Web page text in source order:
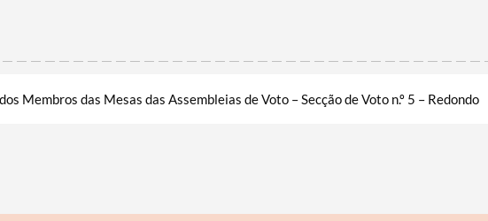
Membros das Mesas das Assembleias de Voto – Secção de Voto n.º 5 – Redondo